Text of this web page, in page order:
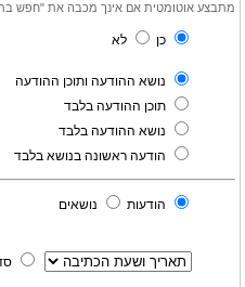
מתבצע אוטומטית אם אינך מכבה את "חפש
כן לא
נושא ההודעה ותוכן ההודעה
תוכן ההודעה בלבד
נושא ההודעה בלבד
הודעה ראשונה בנושא בלבד
הודעות נושאים